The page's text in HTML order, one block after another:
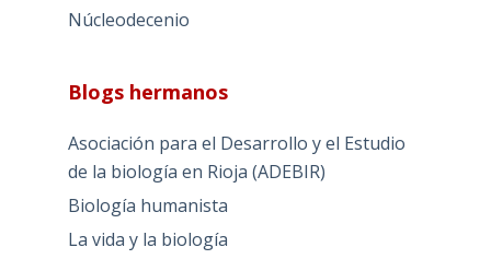
Núcleodecenio
Blogs hermanos
Asociación para el Desarrollo y el Estudio
de la biología en Rioja (ADEBIR)
Biología humanista
La vida y la biología